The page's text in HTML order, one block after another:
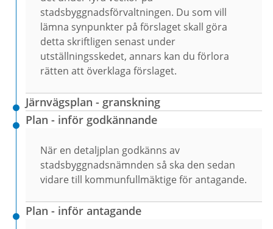
stadsbyggnadsförvaltningen. Du som vill
lämna synpunkter på förslaget skall göra
detta skriftligen senast under
utställningsskedet, annars kan du förlora
rätten att överklaga förslaget.
Järnvägsplan - granskning
Plan - inför godkännande
När en detaljplan godkänns av
stadsbyggnadsnämnden så ska den sedan
vidare till kommunfullmäktige för antagande.
Plan - inför antagande